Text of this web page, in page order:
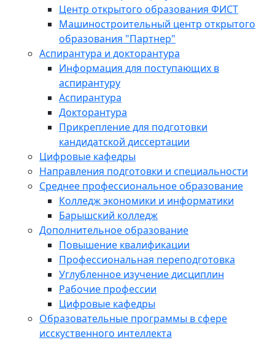
Центр открытого образования ФИСТ
Машиностроительный центр открытого
образования "Партнер"
Аспирантура и докторантура
Информация для поступающих в
аспирантуру
Аспирантура
Докторантура
Прикрепление для подготовки
кандидатской диссертации
Цифровые кафедры
Направления подготовки и специальности
Среднее профессиональное образование
Колледж экономики и информатики
Барышский колледж
Дополнительное образование
Повышение квалификации
Профессиональная переподготовка
Углубленное изучение дисциплин
Рабочие профессии
Цифровые кафедры
Образовательные программы в сфере
исскуственного интеллекта